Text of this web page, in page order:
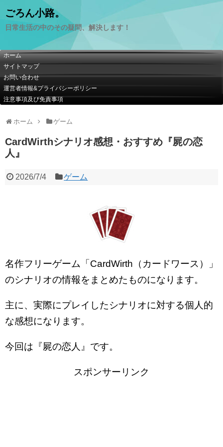
ごろん小路。
日常生活の中のその疑問、解決します！
ホーム
サイトマップ
お問い合わせ
運営者情報&プライバシーポリシー
注意事項及び免責事項
ホーム ゲーム
CardWirthシナリオ感想・おすすめ『屍の恋
人』
2026/7/4 ゲーム
名作フリーゲーム「CardWirth（カードワース）」
のシナリオの情報をまとめたものになります。
主に、実際にプレイしたシナリオに対する個人的
な感想になります。
今回は『屍の恋人』です。
スポンサーリンク